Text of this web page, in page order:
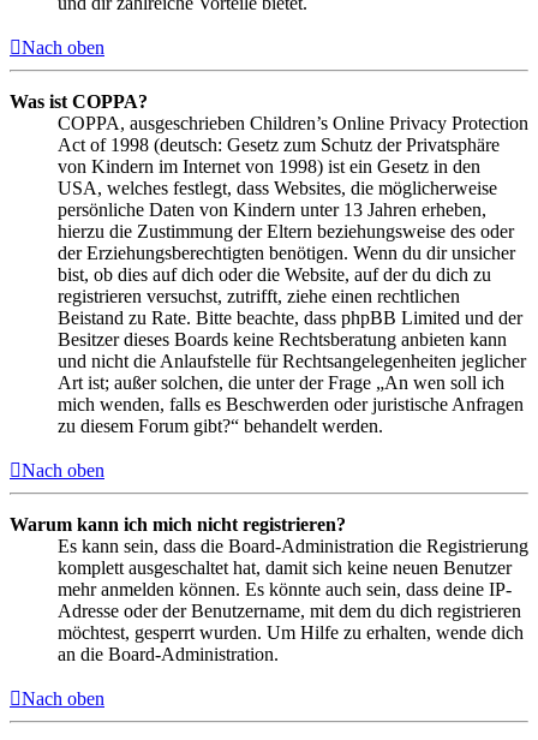
Nach oben
Was ist COPPA?
COPPA, ausgeschrieben Children’s Online Privacy Protection
Act of 1998 (deutsch: Gesetz zum Schutz der Privatsphäre
von Kindern im Internet von 1998) ist ein Gesetz in den
USA, welches festlegt, dass Websites, die möglicherweise
persönliche Daten von Kindern unter 13 Jahren erheben,
hierzu die Zustimmung der Eltern beziehungsweise des oder
der Erziehungsberechtigten benötigen. Wenn du dir unsicher
bist, ob dies auf dich oder die Website, auf der du dich zu
registrieren versuchst, zutrifft, ziehe einen rechtlichen
Beistand zu Rate. Bitte beachte, dass phpBB Limited und der
Besitzer dieses Boards keine Rechtsberatung anbieten kann
und nicht die Anlaufstelle für Rechtsangelegenheiten jeglicher
Art ist; außer solchen, die unter der Frage „An wen soll ich
mich wenden, falls es Beschwerden oder juristische Anfragen
zu diesem Forum gibt?“ behandelt werden.
Nach oben
Warum kann ich mich nicht registrieren?
Es kann sein, dass die Board-Administration die Registrierung
komplett ausgeschaltet hat, damit sich keine neuen Benutzer
mehr anmelden können. Es könnte auch sein, dass deine IP-
Adresse oder der Benutzername, mit dem du dich registrieren
möchtest, gesperrt wurden. Um Hilfe zu erhalten, wende dich
an die Board-Administration.
Nach oben